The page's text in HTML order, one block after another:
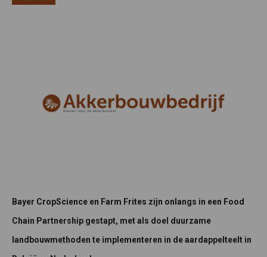
Bayer CropScience en Farm Frites zijn onlangs in een Food
Chain Partnership gestapt, met als doel duurzame
landbouwmethoden te implementeren in de aardappelteelt in